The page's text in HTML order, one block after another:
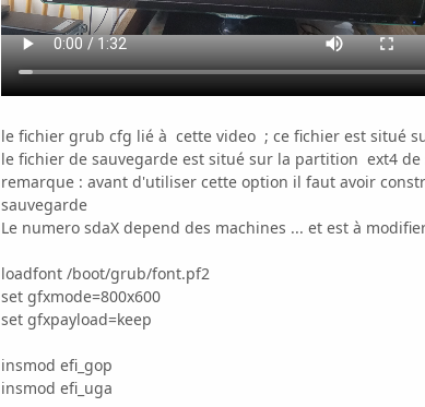
le fichier grub cfg lié à cette video ; ce fichier est situé
le fichier de sauvegarde est situé sur la partition ext4
remarque : avant d'utiliser cette option il faut avoir
sauvegarde
Le numero sdaX depend des machines ... et est à
loadfont /boot/grub/font.pf2
set gfxmode=800x600
set gfxpayload=keep
insmod efi_gop
insmod efi_uga